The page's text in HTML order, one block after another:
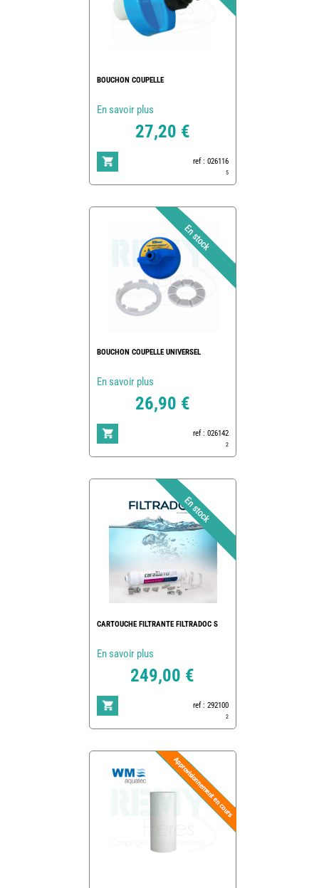
BOUCHON COUPELLE
En savoir plus
27,20 €
ref : 026116
5
BOUCHON COUPELLE UNIVERSEL
En savoir plus
26,90 €
ref : 026142
2
CARTOUCHE FILTRANTE FILTRADOC S
En savoir plus
249,00 €
ref : 292100
2